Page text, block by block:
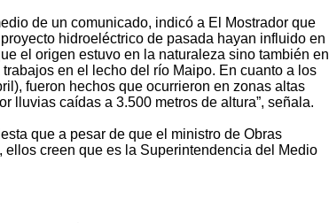
de un comunicado, indicó a El Mostrador que
hidroeléctrico de pasada hayan influido en
el origen estuvo en la naturaleza sino también en
en el lecho del río Maipo. En cuanto a los
fueron hechos que ocurrieron en zonas altas
lluvias caídas a 3.500 metros de altura”, señala.
que a pesar de que el ministro de Obras
creen que es la Superintendencia del Medio